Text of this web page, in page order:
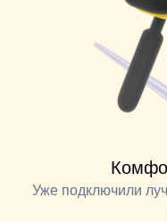
Уже подключили